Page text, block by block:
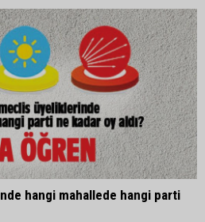
hangi mahallede hangi parti